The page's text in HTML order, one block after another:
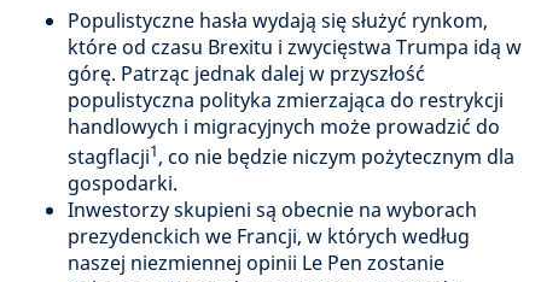
Populistyczne hasła wydają się służyć rynkom,
które od czasu Brexitu i zwycięstwa Trumpa idą w
górę. Patrząc jednak dalej w przyszłość
populistyczna polityka zmierzająca do restrykcji
handlowych i migracyjnych może prowadzić do
stagflacji1, co nie będzie niczym pożytecznym dla
gospodarki.
Inwestorzy skupieni są obecnie na wyborach
prezydenckich we Francji, w których według
naszej niezmiennej opinii Le Pen zostanie